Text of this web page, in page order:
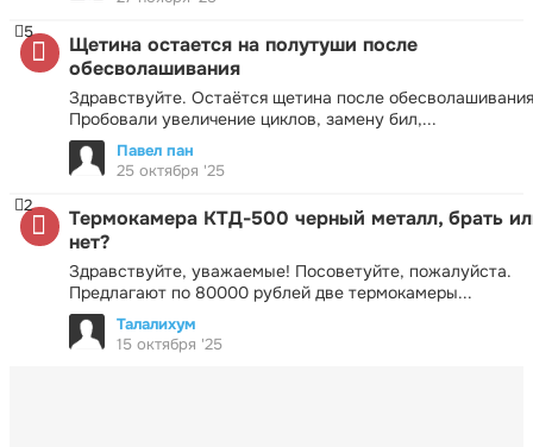
Щетина остается на полутуши после
обесволашивания
Здравствуйте. Остаётся щетина после
Пробовали увеличение циклов, замену бил,...
5
Павел пан
25 октября '25
Термокамера КТД-500 черный металл, брать
нет?
Здравствуйте, уважаемые! Посоветуйте, пожалуйста.
Предлагают по 80000 рублей две термокамеры...
2
Талалихум
15 октября '25